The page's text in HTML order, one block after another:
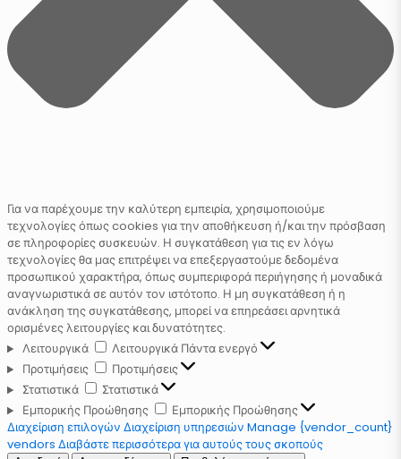
Για να παρέχουμε την καλύτερη εμπειρία, χρησιμοποιούμε
τεχνολογίες όπως cookies για την αποθήκευση ή/και την πρόσβαση
σε πληροφορίες συσκευών. Η συγκατάθεση για τις εν λόγω
τεχνολογίες θα μας επιτρέψει να επεξεργαστούμε δεδομένα
προσωπικού χαρακτήρα, όπως συμπεριφορά περιήγησης ή μοναδικά
αναγνωριστικά σε αυτόν τον ιστότοπο. Η μη συγκατάθεση ή η
ανάκληση της συγκατάθεσης, μπορεί να επηρεάσει αρνητικά
ορισμένες λειτουργίες και δυνατότητες.
Λειτουργικά
Λειτουργικά Πάντα ενεργό
Προτιμήσεις
Προτιμήσεις
Στατιστικά
Στατιστικά
Εμπορικής Προώθησης
Εμπορικής Προώθησης
Διαχείριση επιλογών Διαχείριση υπηρεσιών Manage {vendor_count}
vendors Διαβάστε περισσότερα για αυτούς τους σκοπούς